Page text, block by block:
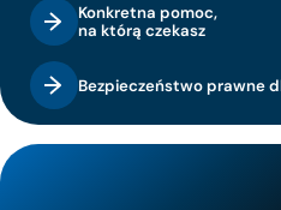
Konkretna pomoc,
na którą czekasz
Bezpieczeństwo prawne